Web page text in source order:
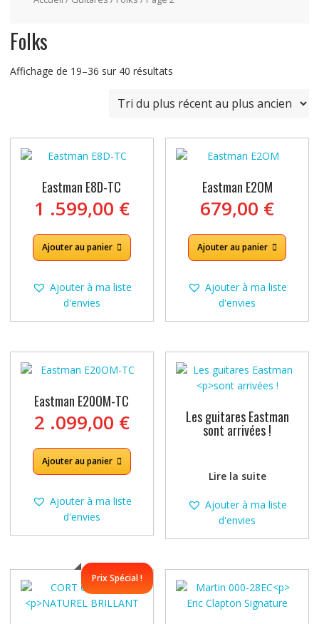
Folks
Affichage de 19–36 sur 40 résultatsTrié
plus
plus
ancien
Eastman E8D-TC
1 .599,00 €
Ajouter au panier
Ajouter à ma liste
d'envies
Eastman E2OM
679,00 €
Ajouter au panier
Ajouter à ma liste
d'envies
Eastman E20OM-TC
2 .099,00 €
Ajouter au panier
Ajouter à ma liste
d'envies
Les guitares Eastman
sont arrivées !
Lire la suite
Ajouter à ma liste
d'envies
Prix Spécial !